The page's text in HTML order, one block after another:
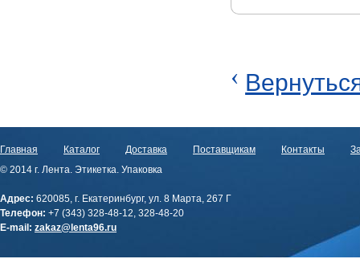
‹
Главная Каталог Доставка Поставщикам Контакты
© 2014 г. Лента. Этикетка. Упаковка
Адрес: 620085, г. Екатеринбург, ул. 8 Марта, 267 Г
Телефон: +7 (343) 328-48-12, 328-48-20
E-mail: zakaz@lenta96.ru